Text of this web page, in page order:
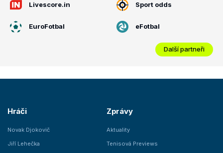
Livescore.in Sport odds
EuroFotbal eFotbal
Další partneři
Hráči
Novak Djokovič
Jiří Lehečka
Zprávy
Aktuality
Tenisová Previews